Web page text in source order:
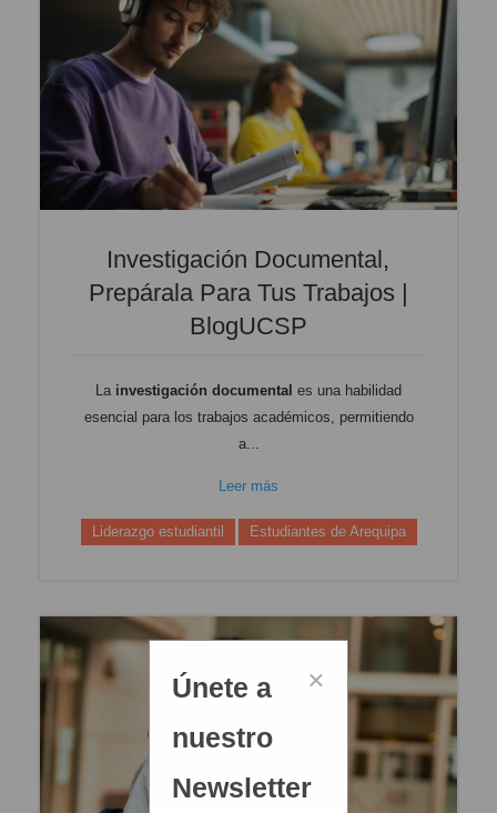
Investigación Documental,
Prepárala Para Tus Trabajos |
BlogUCSP
La investigación documental es una habilidad
esencial para los trabajos académicos, permitiendo
a...
Leer más
Liderazgo estudiantil Estudiantes de Arequipa
×
Únete a
nuestro
Newsletter